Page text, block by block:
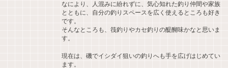
なにより、人混みに紛れずに、気心知れた釣り仲間や家族
とともに、自分の釣りスペースを広く使えるところも好き
です。
そんなところも、筏釣りやカセ釣りの醍醐味かなと思いま
す。
現在は、磯でイシダイ狙いの釣りへも手を広げはじめてい
ます。